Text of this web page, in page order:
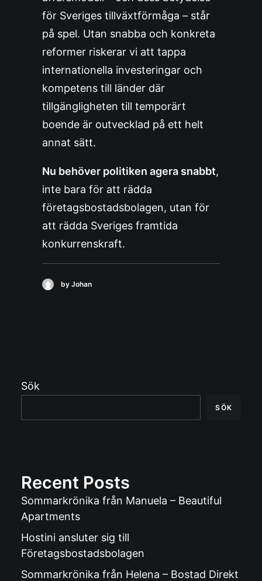
för Sveriges tillväxtförmåga – står
på spel. Utan snabba och konkreta
reformer riskerar vi att tappa
internationella investeringar och
kompetens till länder där
tillgängligheten till temporärt
boende är outvecklad på ett helt
annat sätt.
Nu behöver politiken agera snabbt,
inte bara för att rädda
företagsbostadsbolagen, utan för
att rädda Sveriges framtida
konkurrenskraft.
by Johan
Sök
SÖK
Recent Posts
Sommarkrönika från Manuela – Beautiful
Apartments
Hostini ansluter sig till
Företagsbostadsbolagen
Sommarkrönika från Helena – Bostad Direkt